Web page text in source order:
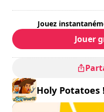
Jouez
Jouer
Holy Potatoes